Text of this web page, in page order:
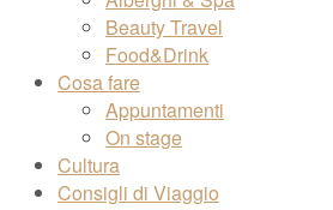
Beauty Travel
Food&Drink
Cosa fare
Appuntamenti
On stage
Cultura
Consigli di Viaggio